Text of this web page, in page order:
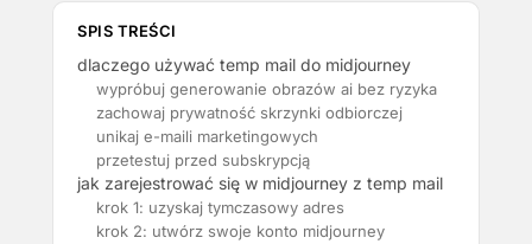
SPIS TREŚCI
dlaczego używać temp mail do midjourney
wypróbuj generowanie obrazów ai bez ryzyka
zachowaj prywatność skrzynki odbiorczej
unikaj e-maili marketingowych
przetestuj przed subskrypcją
jak zarejestrować się w midjourney z temp mail
krok 1: uzyskaj tymczasowy adres
krok 2: utwórz swoje konto midjourney